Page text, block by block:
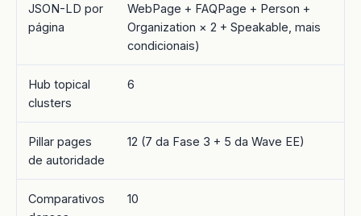
JSON-LD por
página
WebPage + FAQPage + Person +
Organization × 2 + Speakable, mais
condicionais)
Hub topical
clusters
6
Pillar pages
de autoridade
12 (7 da Fase 3 + 5 da Wave EE)
Comparativos
10